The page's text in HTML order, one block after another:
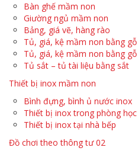
Bàn ghế mầm non
Giường ngủ mầm non
Bảng, giá vẽ, hàng rào
Tủ, giá, kệ mầm non bằng
Tủ, giá, kệ mầm non bằng
Tủ sắt – tủ tài liệu bằng sắt
Thiết bị inox mầm non
Bình đựng, bình ủ nước inox
Thiết bị inox trong phòng học
Thiết bị inox tại nhà bếp
Đồ chơi theo thông tư 02